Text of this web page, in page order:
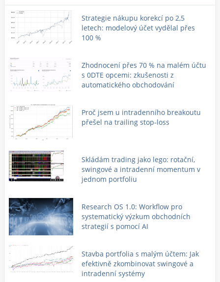
Strategie nákupu korekcí po 2,5
letech: modelový účet vydělal přes
100 %
Zhodnocení přes 70 % na malém účtu
s 0DTE opcemi: zkušenosti z
automatického obchodování
Proč jsem u intradenního breakoutu
přešel na trailing stop-loss
Skládám trading jako lego: rotační,
swingové a intradenní momentum v
jednom portfoliu
Research OS 1.0: Workflow pro
systematický výzkum obchodních
strategií s pomocí AI
Stavba portfolia s malým účtem: Jak
efektivně zkombinovat swingové a
intradenní systémy